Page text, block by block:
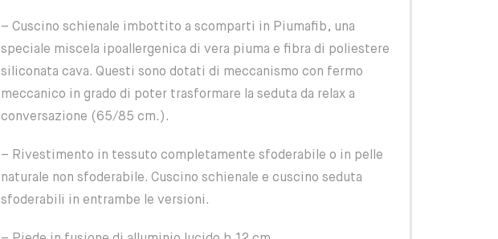
– Cuscino schienale imbottito a scomparti in Piumafib, una
speciale miscela ipoallergenica di vera piuma e fibra di poliestere
siliconata cava. Questi sono dotati di meccanismo con fermo
meccanico in grado di poter trasformare la seduta da relax a
conversazione (65/85 cm.).
– Rivestimento in tessuto completamente sfoderabile o in pelle
naturale non sfoderabile. Cuscino schienale e cuscino seduta
sfoderabili in entrambe le versioni.